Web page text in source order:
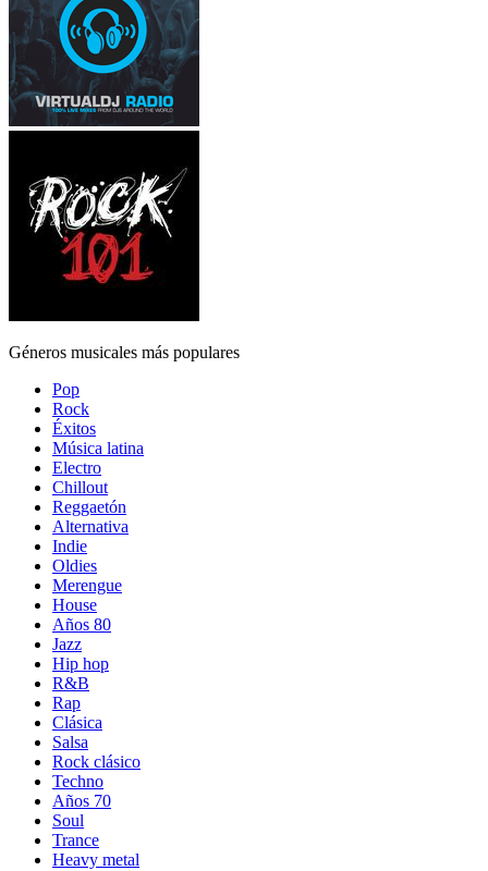
Géneros musicales más populares
Pop
Rock
Éxitos
Música latina
Electro
Chillout
Reggaetón
Alternativa
Indie
Oldies
Merengue
House
Años 80
Jazz
Hip hop
R&B
Rap
Clásica
Salsa
Rock clásico
Techno
Años 70
Soul
Trance
Heavy metal